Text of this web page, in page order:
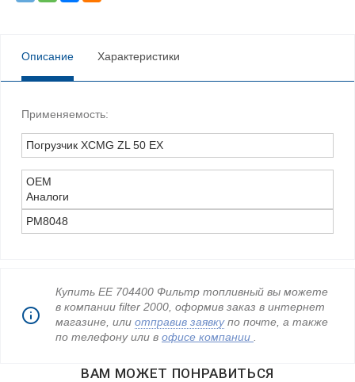
Описание Характеристики
Применяемость:
Погрузчик XCMG ZL 50 EX
OEM
Аналоги
PM8048
Купить ЕЕ 704400 Фильтр топливный вы можете
в компании filter 2000, оформив заказ в интернет
магазине, или отправив заявкупо почте, а также
по телефонуили в офисе компании
ВАМ МОЖЕТ ПОНРАВИТЬСЯ